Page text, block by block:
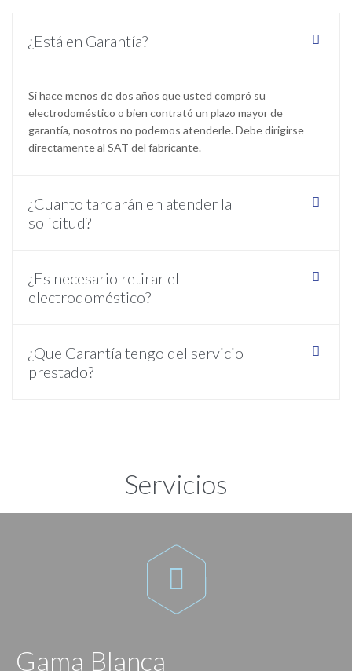
¿Está en Garantía?
Si hace menos de dos años que usted compró su
electrodoméstico o bien contrató un plazo mayor de
garantía, nosotros no podemos atenderle. Debe dirigirse
directamente al SAT del fabricante.
¿Cuanto tardarán en atender la
solicitud?
¿Es necesario retirar el
electrodoméstico?
¿Que Garantía tengo del servicio
prestado?
Servicios

Gama Blanca